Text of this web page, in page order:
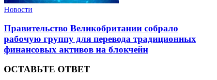
Новости
Правительство Великобритании собрало
рабочую группу для перевода традиционных
финансовых активов на блокчейн
ОСТАВЬТЕ ОТВЕТ